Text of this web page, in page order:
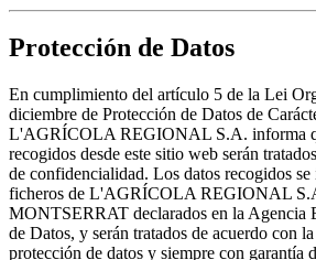
Protección de Datos
En cumplimiento del artículo 5 de la Lei
diciembre de Protección de Datos de
L'AGRÍCOLA REGIONAL S.A. informa
recogidos desde este sitio web serán
de confidencialidad. Los datos recogidos
ficheros de L'AGRÍCOLA REGIONAL
MONTSERRAT declarados en la Agencia
de Datos, y serán tratados de acuerdo con
protección de datos y siempre con garantía